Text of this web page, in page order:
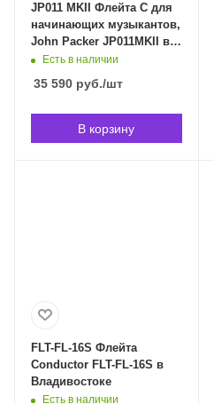
JP011 MKII Флейта С для
начинающих музыкантов,
John Packer JP011MKII в
Владивостоке
Есть в наличии
35 590 руб./шт
В корзину
FLT-FL-16S Флейта
Conductor FLT-FL-16S в
Владивостоке
Есть в наличии